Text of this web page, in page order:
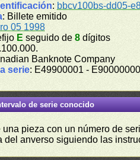
: bbcv100bs-dd05-
: Billete emitido
05 1998
E seguido de8 dígitos
Banknote Company
serie: E49900001 -
de serie conocido
una pieza con un número de
del anverso siguiendo las